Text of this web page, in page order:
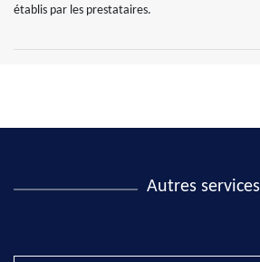
établis par les prestataires.
Autres services